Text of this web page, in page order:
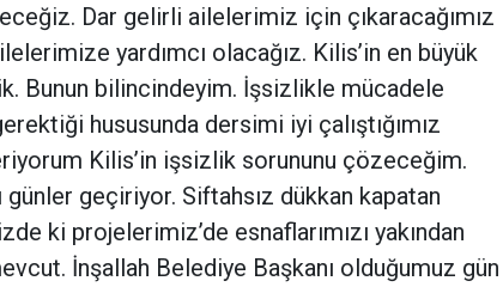
Dar gelirli ailelerimiz için çıkaracağımız
yardımcı olacağız. Kilis’in en büyük
Bunun bilincindeyim. İşsizlikle mücadele
hususunda dersimi iyi çalıştığımız
Kilis’in işsizlik sorununu çözeceğim.
günler geçiriyor. Siftahsız dükkan kapatan
ki projelerimiz’de esnaflarımızı yakından
İnşallah Belediye Başkanı olduğumuz gün